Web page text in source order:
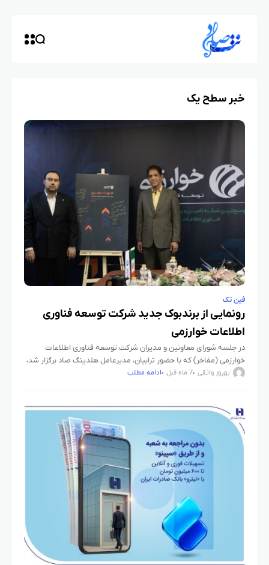
خبر سطح یک
فین تک
رونمایی از برندبوک جدید شرکت توسعه فناوری
اطلاعات خوارزمی
در جلسه شورای معاونین و مدیران شرکت توسعه فناوری اطلاعات
خوارزمی (مفاخر) که با حضور ترابیان، مدیرعامل هلدینگ صاد برگزار شد،
از برندبوک جدید این شرکت رونمایی شد. این رویداد،
بهروز واثقی 7 ماه قبل ادامه مطلب